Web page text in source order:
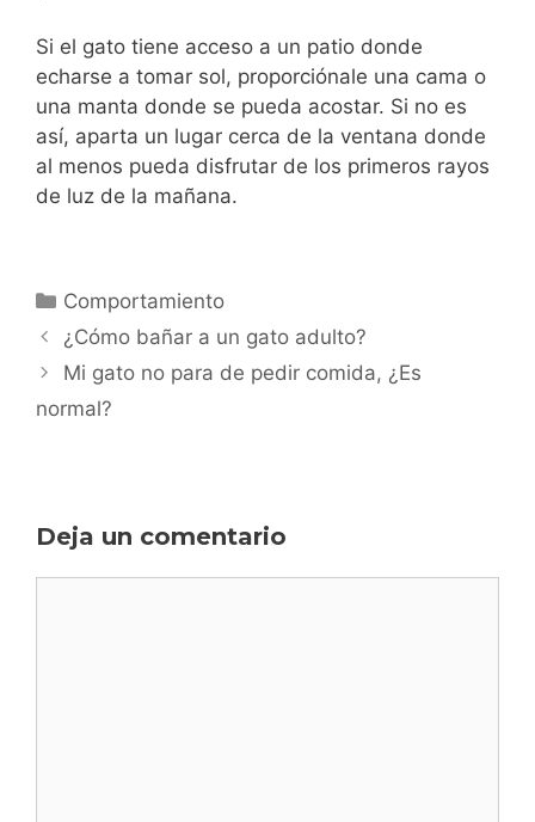
Si el gato tiene acceso a un patio donde
echarse a tomar sol, proporciónale una cama o
una manta donde se pueda acostar. Si no es
así, aparta un lugar cerca de la ventana donde
al menos pueda disfrutar de los primeros rayos
de luz de la mañana.
Categorías
Comportamiento
Navegación
de
entradas
¿Cómo bañar a un gato adulto?
Mi gato no para de pedir comida, ¿Es
normal?
Deja un comentario